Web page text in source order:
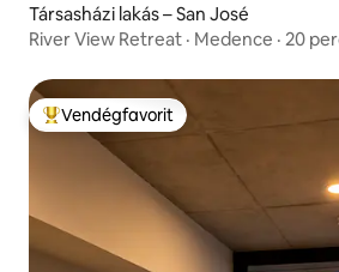
Társasházi lakás – San José
River View Retreat · Medence · 20
Kiemelt vendégfavorit
Vendégfavorit